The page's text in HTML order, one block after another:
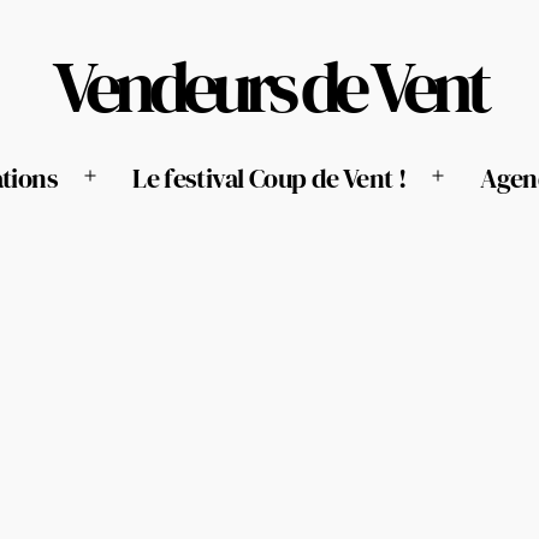
Vendeurs de Vent
OuvrirLe festival Coup de Vent !
Ouvrir